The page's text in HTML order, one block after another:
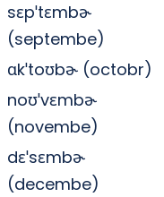
sɛpˈtɛmbɚ
(septembe)
ɑkˈtoʊbɚ (octobr)
noʊˈvɛmbɚ
(novembe)
dɛˈsɛmbɚ
(decembe)